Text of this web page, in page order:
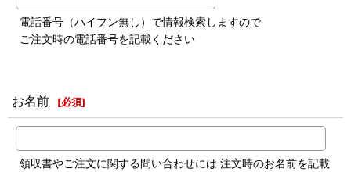
電話番号（ハイフン無し）で情報検索しますので
ご注文時の電話番号を記載ください
お名前 [必須]
領収書やご注文に関する問い合わせには 注文時のお名前を記載